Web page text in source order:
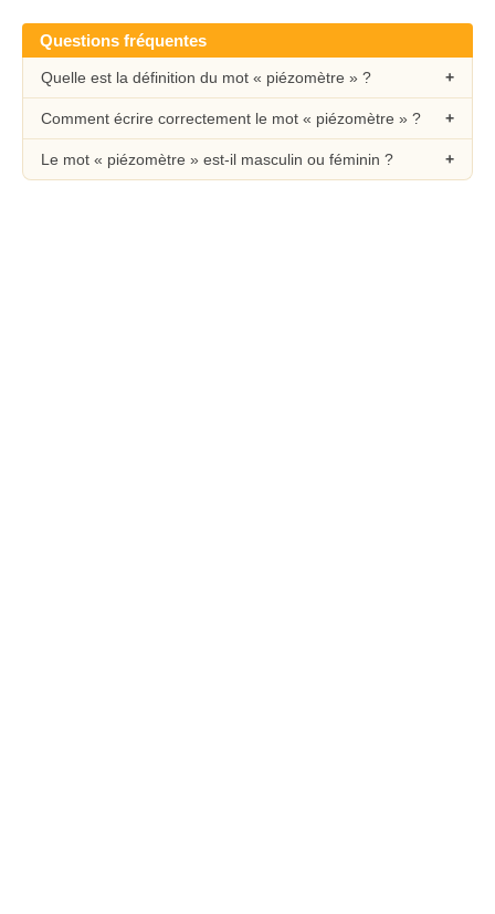
Questions fréquentes
Quelle est la définition du mot « piézomètre » ?
Comment écrire correctement le mot « piézomètre » ?
Le mot « piézomètre » est-il masculin ou féminin ?